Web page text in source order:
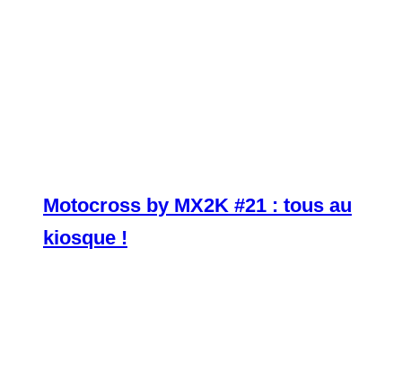
Motocross by MX2K #21 : tous au
kiosque !